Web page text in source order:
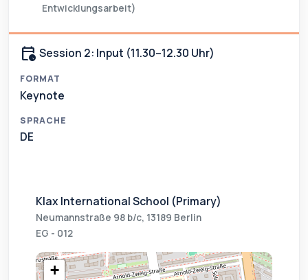
Entwicklungsarbeit)
calendar_clock Session 2: Input (11.30–12.30 Uhr)
FORMAT
Keynote
SPRACHE
DE
Klax International School (Primary)
Neumannstraße 98 b/c, 13189 Berlin
EG - 012
+